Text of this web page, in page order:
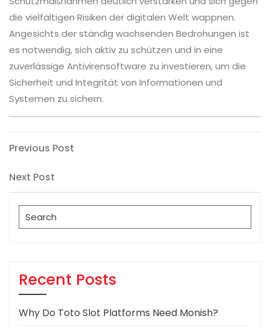
die vielfältigen Risiken der digitalen Welt wappnen.
Angesichts der ständig wachsenden Bedrohungen ist
es notwendig, sich aktiv zu schützen und in eine
zuverlässige Antivirensoftware zu investieren, um die
Sicherheit und Integrität von Informationen und
Systemen zu sichern.
Post
navigation
Previous
Previous Post
Next
Next Post
Search
for:
Recent Posts
Why Do Toto Slot Platforms Need Monish?